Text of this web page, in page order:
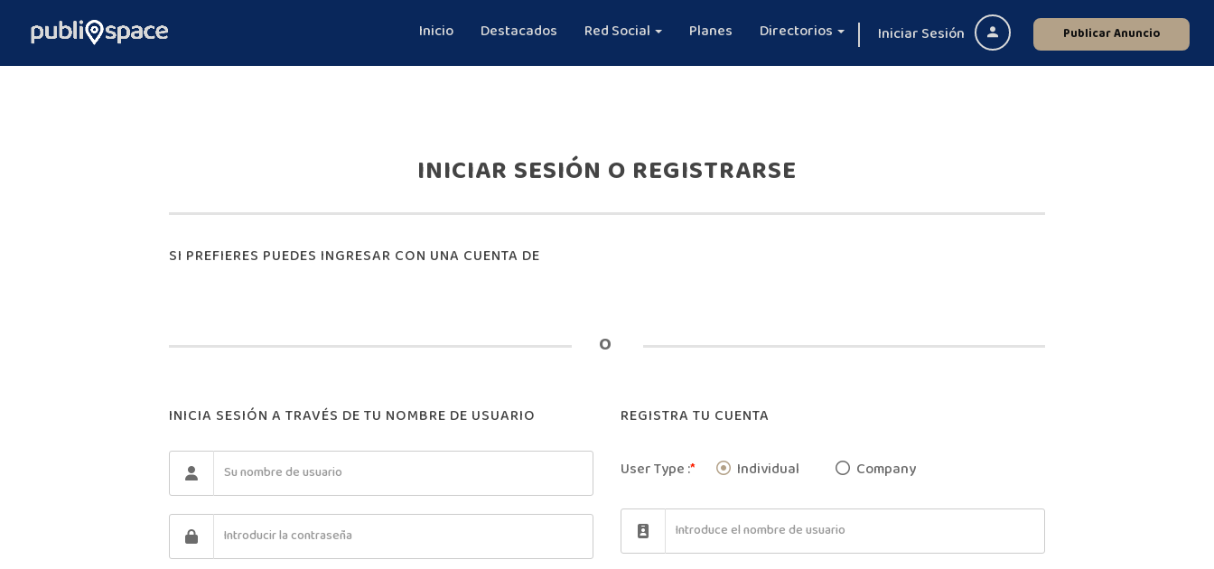
Iniciar Sesión Publicar Anuncio
Inicio Destacados Red Social Planes Directorios
INICIAR SESIÓN O REGISTRARSE
SI PREFIERES PUEDES INGRESAR CON UNA CUENTA DE
O
INICIA SESIÓN A TRAVÉS DE TU NOMBRE DE USUARIO REGISTRA TU CUENTA
User Type :* Individual Company